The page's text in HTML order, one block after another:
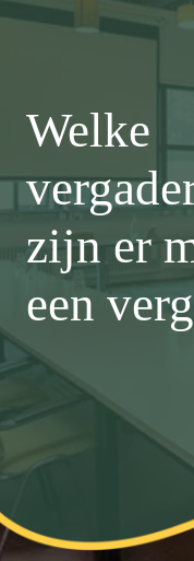
Welke
zijn er
een